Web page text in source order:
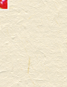
Grosella
–